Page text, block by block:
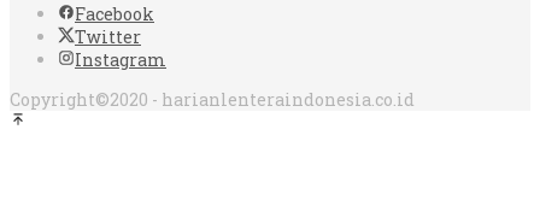
Facebook
Twitter
Instagram
Copyright©2020 - harianlenteraindonesia.co.id